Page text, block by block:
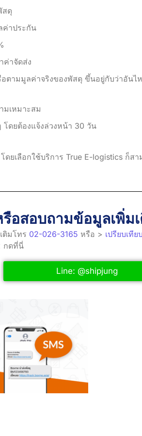
สดุ
ค่าประกัน
ค่าจัดส่ง
ตามมูลค่าจริงของพัสดุ ขึ้นอยู่กับว่าอันไ
มเหมาะสม
โดยต้องแจ้งล่วงหน้า 30 วัน
ยเลือกใช้บริการ True E-logistics ก็สา
อสอบถามข้อมูลเพิ่ม
ติมโทร 02-026-3165 หรือ > เปรียบเทีย
กดที่นี่
Line: @shipjung